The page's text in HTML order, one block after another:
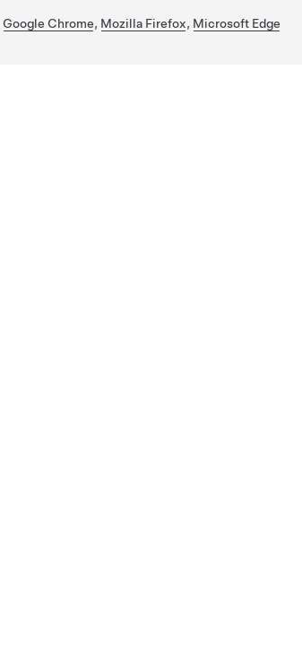
Google Chrome, Mozilla Firefox, Microsoft Edge